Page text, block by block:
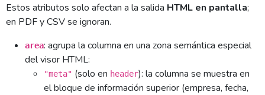
Estos atributos solo afectan a la salida HTML en pantalla;
en PDF y CSV se ignoran.
area: agrupa la columna en una zona semántica especial
del visor HTML:
"meta" (solo en header): la columna se muestra en
el bloque de información superior (empresa, fecha,